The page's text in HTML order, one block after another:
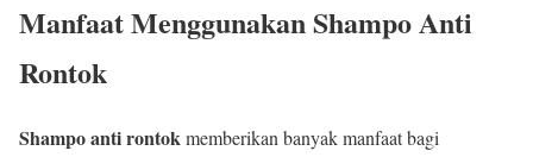
Manfaat Menggunakan Shampo Anti
Rontok
Shampo anti rontokmemberikan banyak manfaat bagi